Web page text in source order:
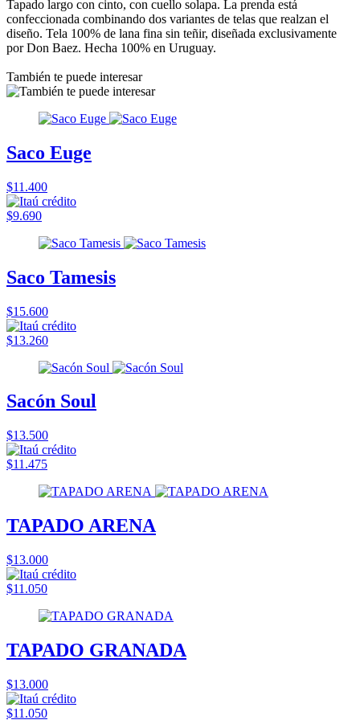
Tapado largo con cinto, con cuello solapa. La prenda está
confeccionada combinando dos variantes de telas que realzan el
diseño. Tela 100% de lana fina sin teñir, diseñada exclusivamente
por Don Baez. Hecha 100% en Uruguay.
También te puede interesar
Saco Euge
$11.400
$9.690
Saco Tamesis
$15.600
$13.260
Sacón Soul
$13.500
$11.475
TAPADO ARENA
$13.000
$11.050
TAPADO GRANADA
$13.000
$11.050